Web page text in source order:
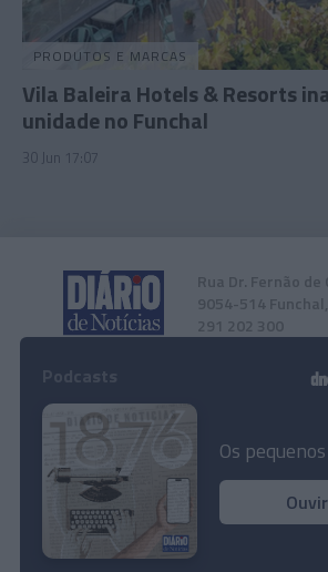
PRODUTOS E MARCAS
Vila Baleira Hotels & Resorts
unidade no Funchal
30 Jun 17:07
Rua Dr. Fernão de
9054-514
291 202 300
Instale a nossa App
© 2025 Empresa Diário de
Todos os direitos
Os